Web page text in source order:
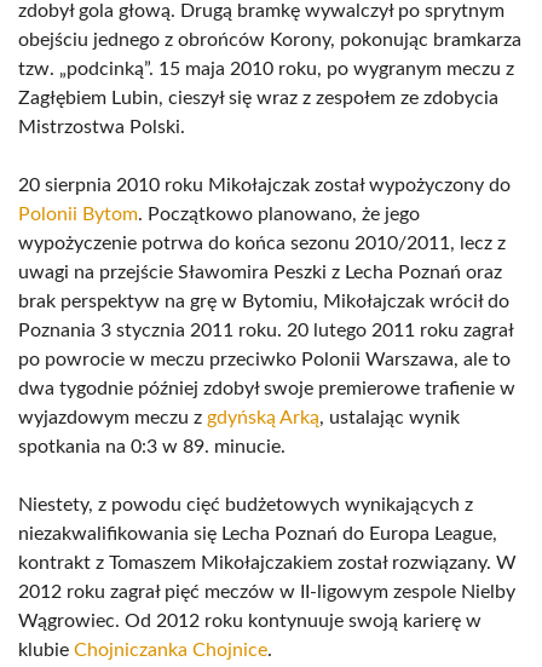
zdobył gola głową. Drugą bramkę wywalczył po sprytnym
obejściu jednego z obrońców Korony, pokonując bramkarza
tzw. „podcinką”. 15 maja 2010 roku, po wygranym meczu z
Zagłębiem Lubin, cieszył się wraz z zespołem ze zdobycia
Mistrzostwa Polski.
20 sierpnia 2010 roku Mikołajczak został wypożyczony do
Polonii Bytom. Początkowo planowano, że jego
wypożyczenie potrwa do końca sezonu 2010/2011, lecz z
uwagi na przejście Sławomira Peszki z Lecha Poznań oraz
brak perspektyw na grę w Bytomiu, Mikołajczak wrócił do
Poznania 3 stycznia 2011 roku. 20 lutego 2011 roku zagrał
po powrocie w meczu przeciwko Polonii Warszawa, ale to
dwa tygodnie później zdobył swoje premierowe trafienie w
wyjazdowym meczu z gdyńską Arką, ustalając wynik
spotkania na 0:3 w 89. minucie.
Niestety, z powodu cięć budżetowych wynikających z
niezakwalifikowania się Lecha Poznań do Europa League,
kontrakt z Tomaszem Mikołajczakiem został rozwiązany. W
2012 roku zagrał pięć meczów w II-ligowym zespole Nielby
Wągrowiec. Od 2012 roku kontynuuje swoją karierę w
klubie Chojniczanka Chojnice.